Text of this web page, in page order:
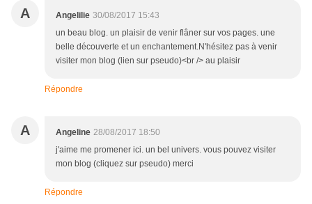
A Angelilie 30/08/2017 15:43
un beau blog. un plaisir de venir flâner sur vos pages. une
belle découverte et un enchantement.N'hésitez pas à venir
visiter mon blog (lien sur pseudo)<br /> au plaisir
Répondre
A Angeline 28/08/2017 18:50
j'aime me promener ici. un bel univers. vous pouvez visiter
mon blog (cliquez sur pseudo) merci
Répondre